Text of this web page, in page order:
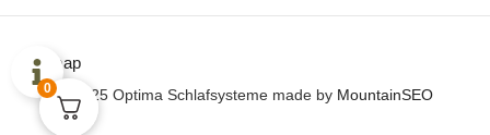
Sitemap
© 2025 Optima Schlafsysteme made by MountainSEO
0